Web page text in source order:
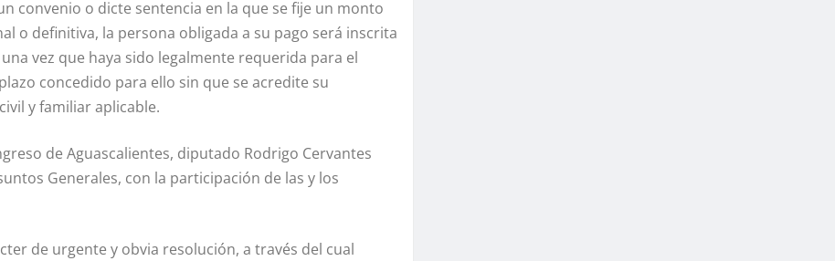
convenio o dicte sentencia en la que se fije un monto
o definitiva, la persona obligada a su pago será inscrita
vez que haya sido legalmente requerida para el
concedido para ello sin que se acredite su
y familiar aplicable.
de Aguascalientes, diputado Rodrigo Cervantes
Generales, con la participación de las y los
de urgente y obvia resolución, a través del cual